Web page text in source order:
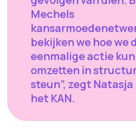
Mechels
bekijken we hoe we
eenmalige actie
omzetten in
steun”, zegt Natasja
het KAN.